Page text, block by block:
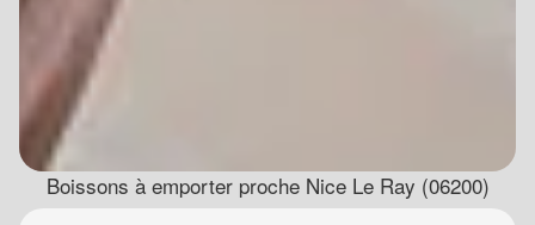
Boissons à emporter proche Nice Le Ray (06200)